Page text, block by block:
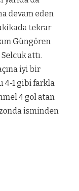
devam eden
tekrar
Güngören
attı.
iyi bir
4-1 gibi farkla
4 gol atan
isminden